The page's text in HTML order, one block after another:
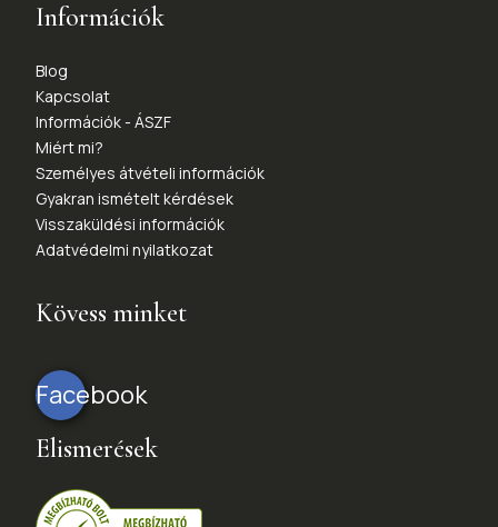
Információk
Blog
Kapcsolat
Információk - ÁSZF
Miért mi?
Személyes átvételi információk
Gyakran ismételt kérdések
Visszaküldési információk
Adatvédelmi nyilatkozat
Kövess minket
Facebook
Elismerések